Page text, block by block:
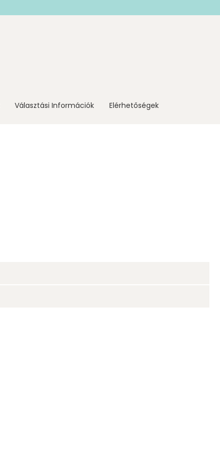
Választási Információk Elérhetőségek